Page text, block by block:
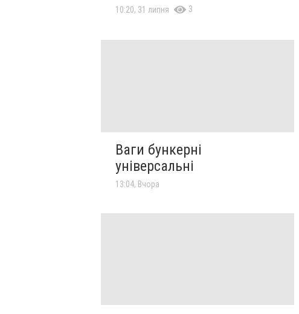
10:20, 31 липня 3
Ваги бункерні
універсальні
13:04, Вчора